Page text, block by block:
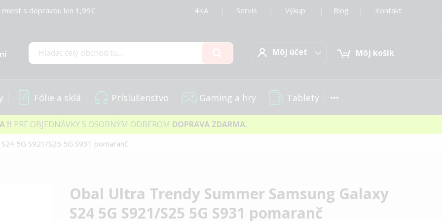
s dopravou len 1,99€ 4KA Servis Výkup Blog Kontakt
Hľadať
Môj účetMôj účet Môj košík
Fólie a sklá Príslušenstvo Gaming a hry Tablety
!! PRE OBJEDNÁVKY S OSOBNÝM ODBEROM DOPRAVA ZDARMA.
5G S921/S25 5G S931 pomaranč
Obal Ultra Trendy Summer Samsung Galaxy
S24 5G S921/S25 5G S931 pomaranč